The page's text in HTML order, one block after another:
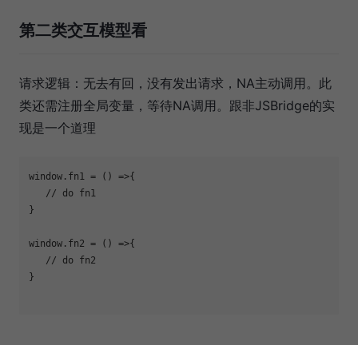
第二类交互模型看
请求逻辑：无去有回，没有发出请求，NA主动调用。此
类还需注册全局变量，等待NA调用。跟非JSBridge的实
现是一个道理
window.fn1 = () =>{
   //
do fn1
}
window.fn2 = () =>{
   //
do fn2
}